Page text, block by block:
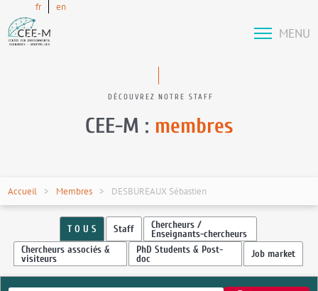
fr en
MENU
DÉCOUVREZ NOTRE STAFF
CEE-M : membres
Accueil Membres DESBUREAUX Sébastien
T O U S Staff Chercheurs /
Enseignants-chercheurs
Chercheurs associés &
visiteurs
PhD Students & Post-
doc Job market